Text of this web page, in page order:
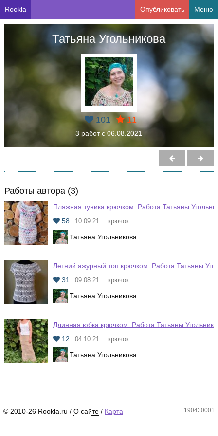
Rookla Опубликовать Меню
Татьяна Угольникова
101 11
3 работ с 06.08.2021
Работы автора (3)
Пляжная туника крючком. Работа Татьяны
58
10.09.21 крючок
Татьяна Угольникова
Летний ажурный топ крючком. Работа Татьяны
31
09.08.21 крючок
Татьяна Угольникова
Длинная юбка крючком. Работа Татьяны
12
04.10.21 крючок
Татьяна Угольникова
© 2010-26 Rookla.ru / О сайте / Карта 190430001